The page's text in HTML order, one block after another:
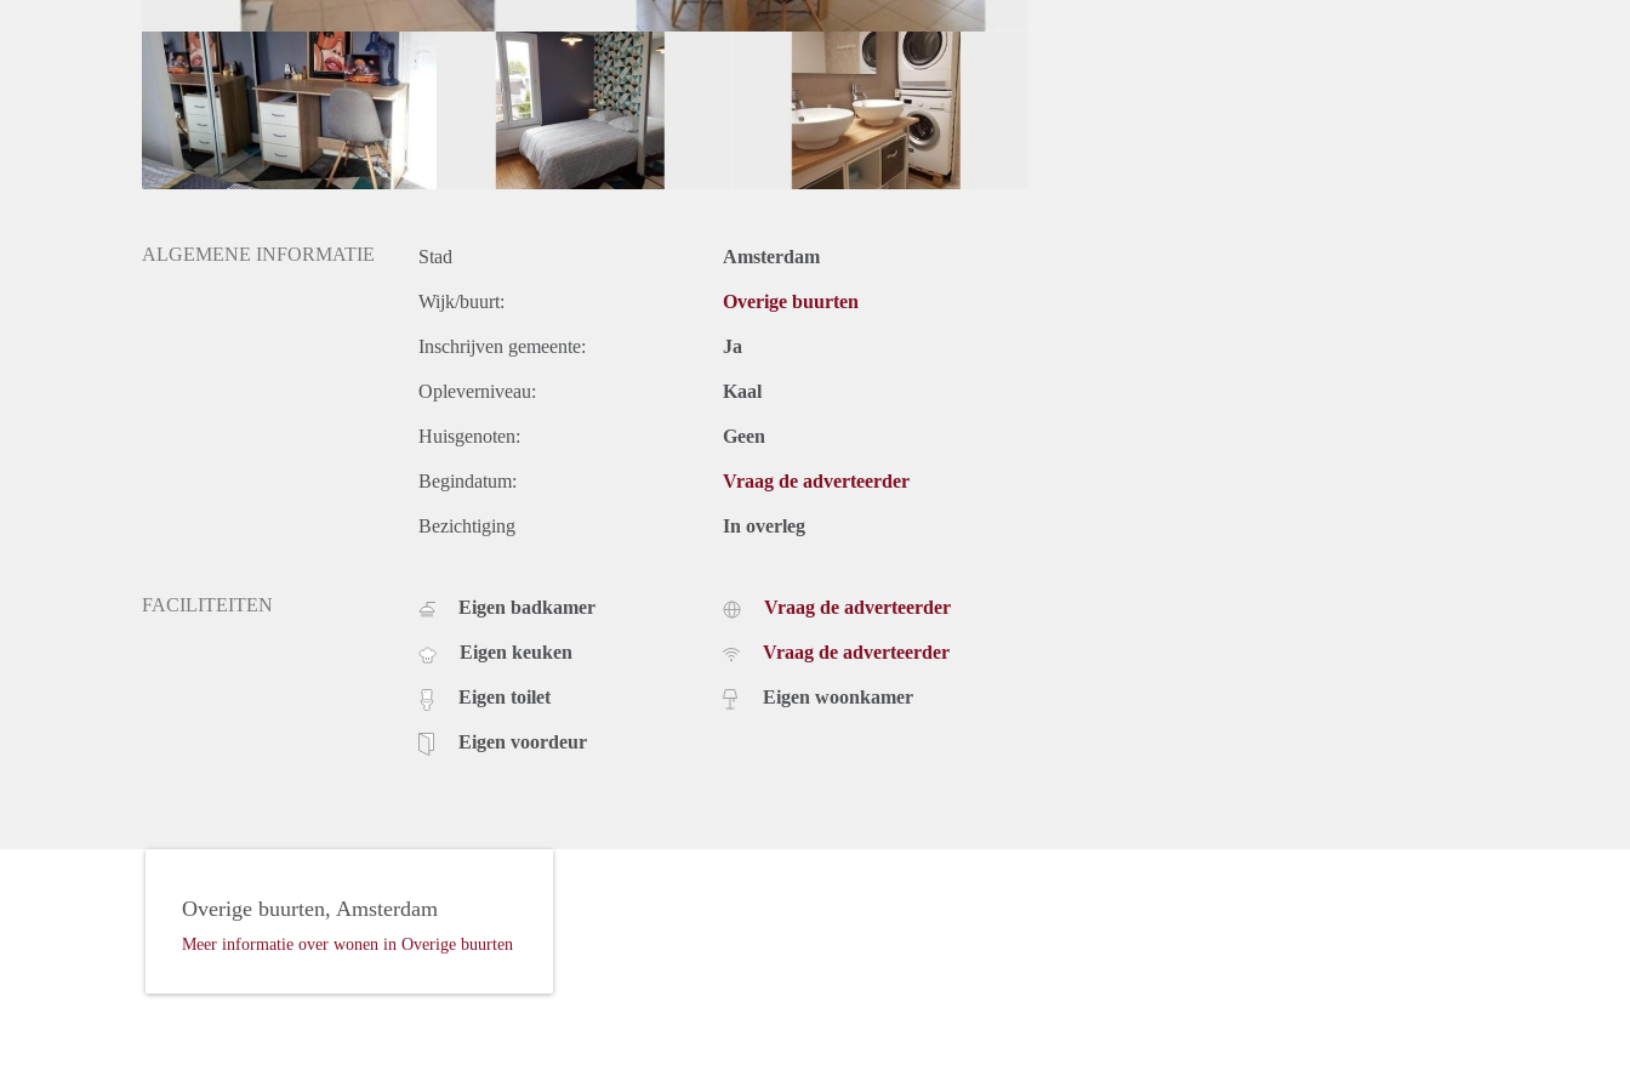
ALGEMENE INFORMATIE Stad Amsterdam
Wijk/buurt: Overige buurten
Inschrijven gemeente: Ja
Opleverniveau: Kaal
Huisgenoten: Geen
Begindatum: Vraag de adverteerder
Bezichtiging In overleg
FACILITEITEN Eigen badkamer
Eigen keuken
Eigen toilet
Eigen voordeur
Vraag de adverteerder
Vraag de adverteerder
Eigen woonkamer
Overige buurten, Amsterdam
Meer informatie over wonen in Overige buurten